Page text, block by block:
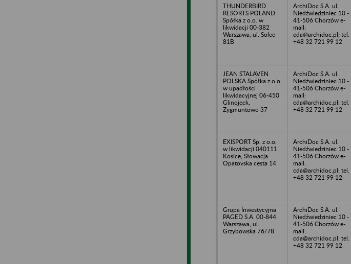
THUNDERBIRD
RESORTS POLAND
Spółka z o.o. w
likwidacji 00-382
Warszawa, ul. Solec
81B
ArchiDoc S.A. ul.
Niedźwiedziniec 10 -
41-506 Chorzów e-
mail:
cda@archidoc.pl; tel.
+48 32 721 99 12
JEAN STALAVEN
POLSKA Spółka z o.o.
w upadłości
likwidacyjnej 06-450
Glinojeck,
Zygmuntowo 37
ArchiDoc S.A. ul.
Niedźwiedziniec 10 -
41-506 Chorzów e-
mail:
cda@archidoc.pl; tel.
+48 32 721 99 12
EXISPORT Sp. z o.o.
w likwidacji 040111
Kosice, Słowacja
Opatovska cesta 14
ArchiDoc S.A. ul.
Niedźwiedziniec 10 -
41-506 Chorzów e-
mail:
cda@archidoc.pl; tel.
+48 32 721 99 12
Grupa Inwestycyjna
PAGED S.A. 00-844
Warszawa, ul.
Grzybowska 76/78
ArchiDoc S.A. ul.
Niedźwiedziniec 10 -
41-506 Chorzów e-
mail:
cda@archidoc.pl; tel.
+48 32 721 99 12